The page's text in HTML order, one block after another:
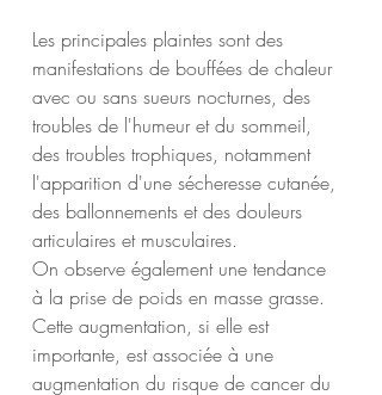
Les principales plaintes sont des
manifestations de bouffées de chaleur
avec ou sans sueurs nocturnes, des
troubles de l'humeur et du sommeil,
des troubles trophiques, notamment
l'apparition d'une sécheresse cutanée,
des ballonnements et des douleurs
articulaires et musculaires.
On observe également une tendance
à la prise de poids en masse grasse.
Cette augmentation, si elle est
importante, est associée à une
augmentation du risque de cancer du